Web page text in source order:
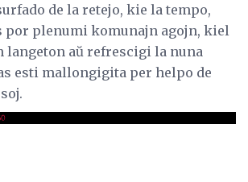
de la retejo, kie la tempo,
por plenumi komunajn agojn, kiel
langeton aŭ refrescigi la nuna
esti mallongigita per helpo de